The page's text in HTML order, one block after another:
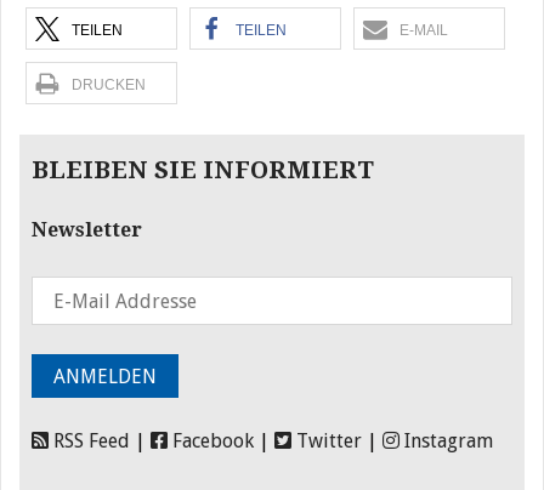
TEILEN TEILEN E-MAIL
DRUCKEN
BLEIBEN SIE INFORMIERT
Newsletter
RSS Feed Facebook Twitter Instagram